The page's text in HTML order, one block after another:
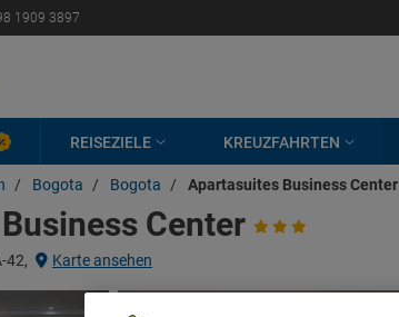
1909 3897
REISEZIELE KREUZFAHRTEN
/ Bogota / Bogota / Apartasuites Business Center
Center
42, Karte ansehen